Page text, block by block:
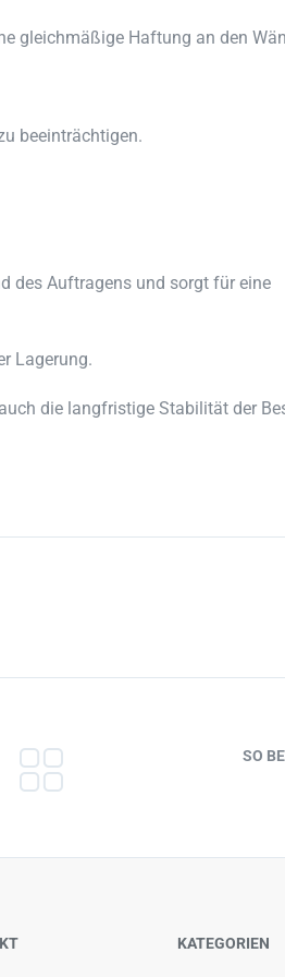
gleichmäßige Haftung an den
beeinträchtigen.
des Auftragens und sorgt für eine
Lagerung.
die langfristige Stabilität der
SO
KATEGORIEN